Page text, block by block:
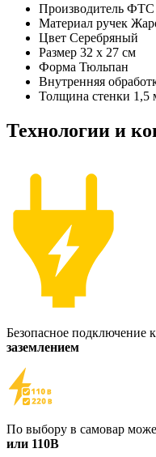
Производитель ФТС
Материал ручек
Цвет Серебряный
Размер 32 х 27 см
Форма Тюльпан
Внутренняя
Толщина стенки 1,5
Технологии и
Безопасное подключение
заземлением
По выбору в самовар
или 110В